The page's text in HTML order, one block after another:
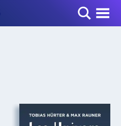
Toggle Menu